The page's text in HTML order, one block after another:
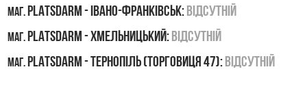
маг.PLATSDARM - Івано-Франківськ: Відсутній
маг.PLATSDARM - Хмельницький:Відсутній
маг.PLATSDARM - Тернопіль (Торговиця 47):Відсутній